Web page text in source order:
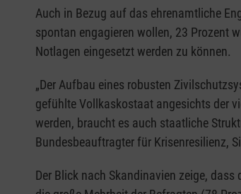
Auch in Bezug auf das ehrenamtliche
spontan engagieren wollen, 23 Prozent
Notlagen eingesetzt werden zu können.
„Der Aufbau eines robusten
gefühlte Vollkaskostaat angesichts der
werden, braucht es auch staatliche
Bundesbeauftragter für Krisenresilienz,
Der Blick nach Skandinavien zeige,